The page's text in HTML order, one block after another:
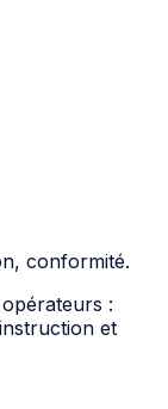
conformité.
:
et